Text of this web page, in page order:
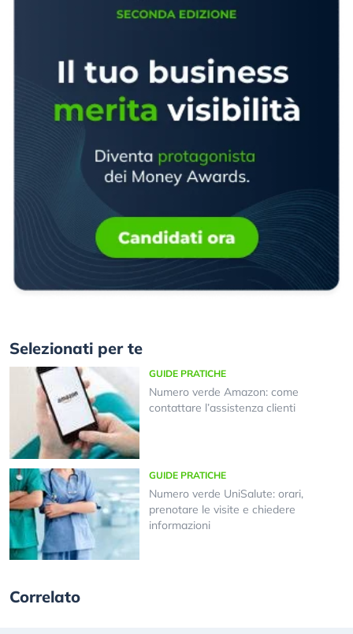
Selezionati per te
GUIDE PRATICHE
Numero verde Amazon: come
contattare l’assistenza clienti
GUIDE PRATICHE
Numero verde UniSalute: orari,
prenotare le visite e chiedere
informazioni
Correlato